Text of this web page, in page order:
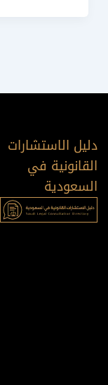
دليل الاستشارات
القانونية في
السعودية